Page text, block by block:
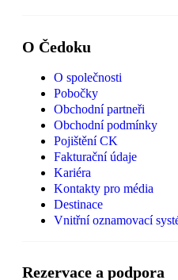
O Čedoku
O společnosti
Pobočky
Obchodní partneři
Obchodní podmínky
Pojištění CK
Fakturační údaje
Kariéra
Kontakty pro média
Destinace
Vnitřní oznamovací
Rezervace a podpora